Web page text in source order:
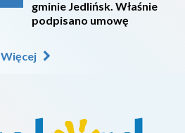
gminie Jedlińsk. Właśnie
podpisano umowę
Więcej